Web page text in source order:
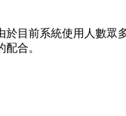
於目前系統使用人數眾
合。